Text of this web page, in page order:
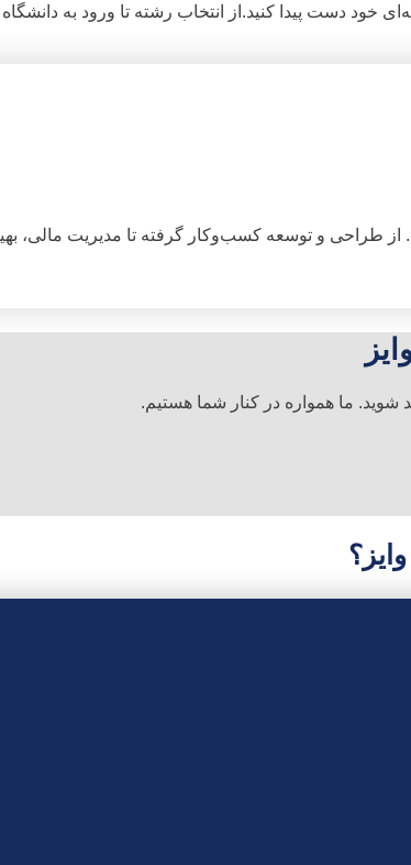
دست پیدا کنید.از انتخاب رشته تا ورود به دانشگاه
از طراحی و توسعه کسب‌وکار گرفته تا مدیریت مالی،
ما همواره در کنار شما هستیم.